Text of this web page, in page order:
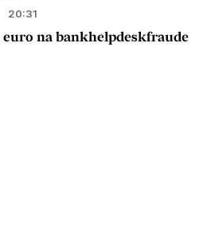
20:31
na bankhelpdeskfraude